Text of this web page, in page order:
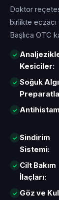
Doktor
birlikte eczacı
Başlıca OTC
Kesiciler:
Soğuk
Sindirim
Sistemi:
Cilt Bakım
İlaçları:
Göz ve